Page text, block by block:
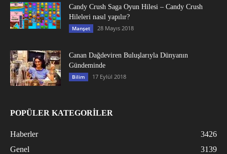
Candy Crush Saga Oyun Hilesi – Candy Crush
Hileleri nasıl yapılır?
Manşet 28 Mayıs 2018
Canan Dağdeviren Buluşlarıyla Dünyanın
Gündeminde
Bilim 17 Eylül 2018
POPÜLER KATEGORİLER
Haberler
3426
Genel
3139